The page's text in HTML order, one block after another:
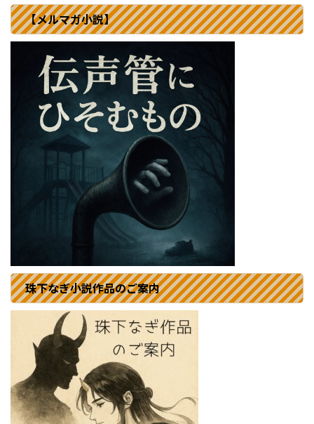
【メルマガ小説】
珠下なぎ小説作品のご案内